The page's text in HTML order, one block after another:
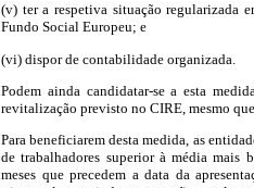
(v) ter a respetiva situação regularizada
Fundo Social Europeu; e
(vi) dispor de contabilidade organizada.
Podem ainda candidatar-se a esta
revitalização previsto no CIRE, mesmo
Para beneficiarem desta medida, as
de trabalhadores superior à média mais
meses que precedem a data da